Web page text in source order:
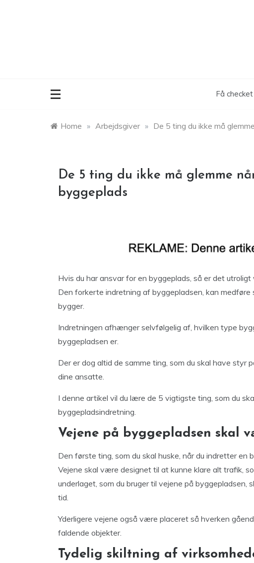
Få
Home » Arbejdsgiver » De 5 ting du ikke må
De 5 ting du ikke må glemme
byggeplads
Hvis du har ansvar for en byggeplads, så er det
Den forkerte indretning af byggepladsen, kan
bygger.
Indretningen afhænger selvfølgelig af, hvilken type
byggepladsen er.
Der er dog altid de samme ting, som du skal have styr
dine ansatte.
I denne artikel vil du lære de 5 vigtigste ting, som du
byggepladsindretning.
Vejene på byggepladsen skal
Den første ting, som du skal huske, når du indretter
Vejene skal være designet til at kunne klare alt trafik,
underlaget, som du bruger til vejene på byggepladsen,
tid.
Yderligere vejene også være placeret så hverken
faldende objekter.
Tydelig skiltning af